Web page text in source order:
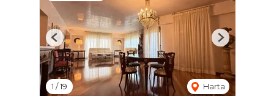
1 /19 Harta
Previous Next